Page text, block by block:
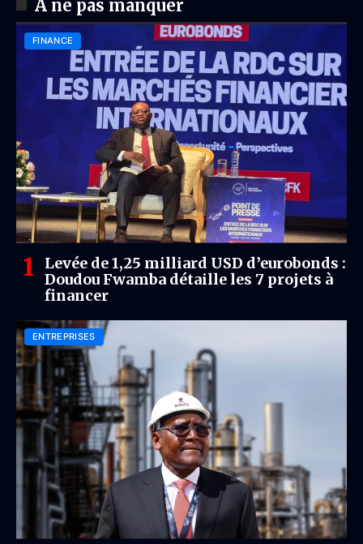
À ne pas manquer
FINANCE
Levée de 1,25 milliard USD d’eurobonds :
Doudou Fwamba détaille les 7 projets à
financer
ENTREPRISES